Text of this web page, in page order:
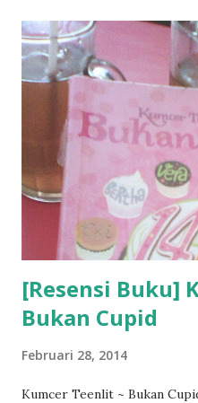
[Resensi Buku]
Bukan Cupid
Februari 28, 2014
Kumcer Teenlit ~ Bukan